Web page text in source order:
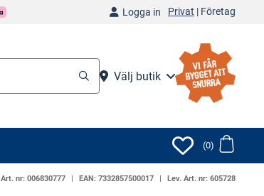
Logga in Privat | Företag
Välj butik
(0)
Art. nr: 006830777 EAN: 7332857500017 Lev. Art. nr: 605728